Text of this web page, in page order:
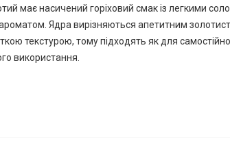
має насичений горіховий смак із легкими
Ядра вирізняються апетитним
текстурою, тому підходять як для
використання.